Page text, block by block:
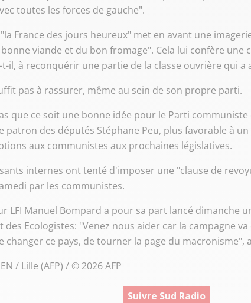
toutes les forces de gauche".
France des jours heureux" met en avant une
viande et du bon fromage". Cela lui confère
il, à reconquérir une partie de la classe ouvrière qui a
pas à rassurer, même au sein de son propre parti.
que ce soit une bonne idée pour le Parti
patron des députés Stéphane Peu, plus favorable à
aux communistes aux prochaines législatives.
internes ont tenté d'imposer une "clause de
par les communistes.
LFI Manuel Bompard a pour sa part lancé dimanche
des Ecologistes: "Venez nous aider car la campagne
ce pays, de tourner la page du macronisme",
/ Lille (AFP) / © 2026 AFP
Suivre Sud Radio